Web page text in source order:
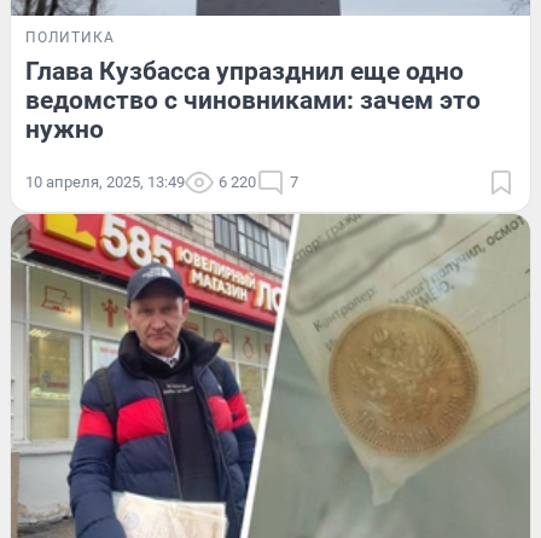
ПОЛИТИКА
Глава Кузбасса упразднил еще одно
ведомство с чиновниками: зачем это
нужно
10 апреля, 2025, 13:49 6 220 7